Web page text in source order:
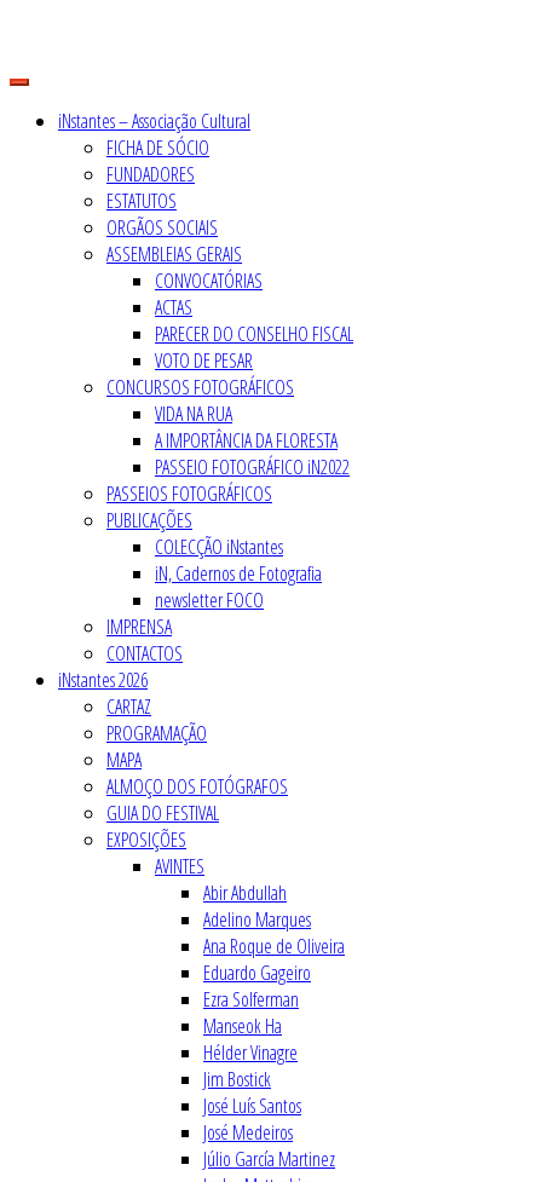
content
iNstantes – Associação Cultural
FICHA DE SÓCIO
FUNDADORES
ESTATUTOS
ORGÃOS SOCIAIS
ASSEMBLEIAS GERAIS
CONVOCATÓRIAS
ACTAS
PARECER DO CONSELHO FISCAL
VOTO DE PESAR
CONCURSOS FOTOGRÁFICOS
VIDA NA RUA
A IMPORTÂNCIA DA FLORESTA
PASSEIO FOTOGRÁFICO iN2022
PASSEIOS FOTOGRÁFICOS
PUBLICAÇÕES
COLECÇÃO iNstantes
iN, Cadernos de Fotografia
newsletter FOCO
IMPRENSA
CONTACTOS
iNstantes 2026
CARTAZ
PROGRAMAÇÃO
MAPA
ALMOÇO DOS FOTÓGRAFOS
GUIA DO FESTIVAL
EXPOSIÇÕES
AVINTES
Abir Abdullah
Adelino Marques
Ana Roque de Oliveira
Eduardo Gageiro
Ezra Solferman
Manseok Ha
Hélder Vinagre
Jim Bostick
José Luís Santos
José Medeiros
Júlio García Martinez